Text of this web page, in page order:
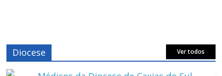
Diocese Ver todos